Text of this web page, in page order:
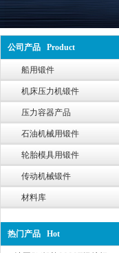
公司产品 Product
船用锻件
机床压力机锻件
压力容器产品
石油机械用锻件
轮胎模具用锻件
传动机械锻件
材料库
热门产品 Hot